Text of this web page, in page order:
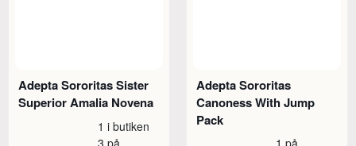
Adepta Sororitas Sister
Superior Amalia Novena
1 i butiken
3 på
Adepta Sororitas
Canoness With Jump
Pack
1 på